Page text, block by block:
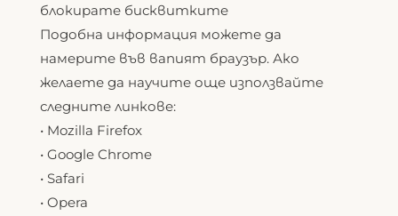
блокирате бисквитките
Подобна информация можете да
намерите във вапият браузър. Ако
желаете да научите още използвайте
следните линкове:
• Mozilla Firefox
• Google Chrome
• Safari
• Opera